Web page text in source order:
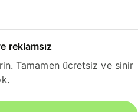
reklamsız
Tamamen ücretsiz ve sinir